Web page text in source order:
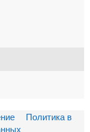
Политика в